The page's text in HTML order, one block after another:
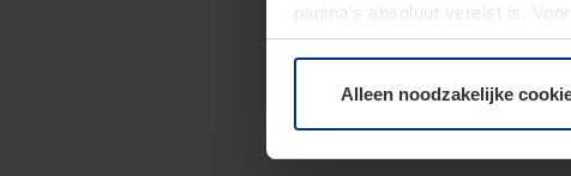
pagina's absoluut vereist is.
moment bij de uitleg van de
Alleen noodzakelijke